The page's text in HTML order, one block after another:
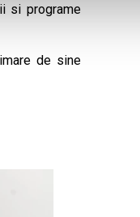
si programe
de sine